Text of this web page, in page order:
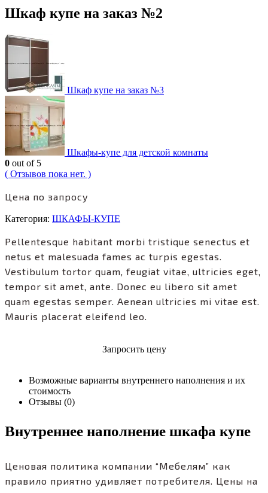
Шкаф купе на заказ №2
Шкаф купе на заказ №3
Шкафы-купе для детской комнаты
0 out of 5
( Отзывов пока нет. )
Цена по запросу
Категория: ШКАФЫ-КУПЕ
Pellentesque habitant morbi tristique senectus et
netus et malesuada fames ac turpis egestas.
Vestibulum tortor quam, feugiat vitae, ultricies eget,
tempor sit amet, ante. Donec eu libero sit amet
quam egestas semper. Aenean ultricies mi vitae est.
Mauris placerat eleifend leo.
Запросить цену
Возможные варианты внутреннего наполнения и их
стоимость
Отзывы (0)
Внутреннее наполнение шкафа купе
Ценовая политика компании “Мебелям” как
правило приятно удивляет потребителя. Цены на